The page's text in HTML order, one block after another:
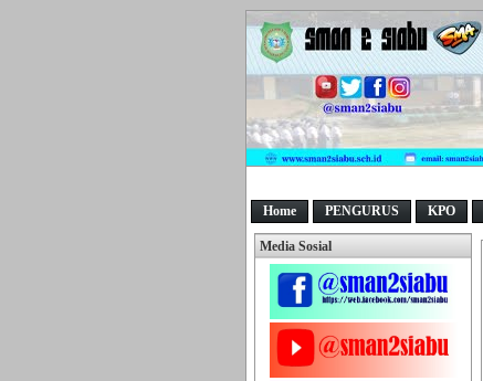
Home PENGURUS KPO
Media Sosial